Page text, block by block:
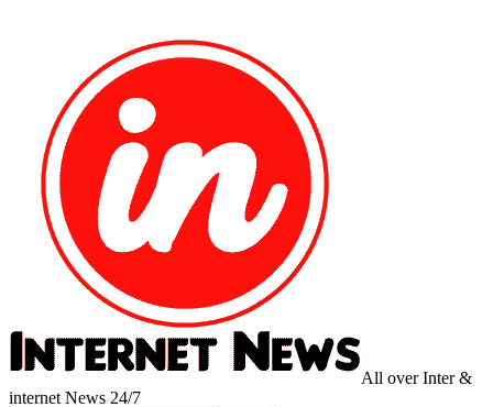
All over Inter &
internet News 24/7